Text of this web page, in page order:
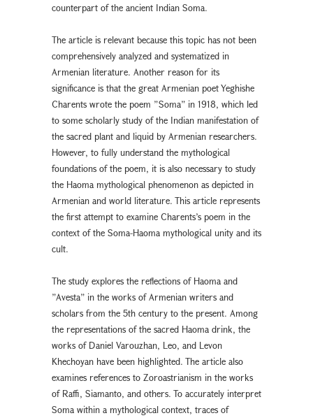
counterpart of the ancient Indian Soma.
The article is relevant because this topic has not been
comprehensively analyzed and systematized in
Armenian literature. Another reason for its
significance is that the great Armenian poet Yeghishe
Charents wrote the poem ”Soma” in 1918, which led
to some scholarly study of the Indian manifestation of
the sacred plant and liquid by Armenian researchers.
However, to fully understand the mythological
foundations of the poem, it is also necessary to study
the Haoma mythological phenomenon as depicted in
Armenian and world literature. This article represents
the first attempt to examine Charents’s poem in the
context of the Soma-Haoma mythological unity and its
cult.
The study explores the reflections of Haoma and
”Avesta” in the works of Armenian writers and
scholars from the 5th century to the present. Among
the representations of the sacred Haoma drink, the
works of Daniel Varouzhan, Leo, and Levon
Khechoyan have been highlighted. The article also
examines references to Zoroastrianism in the works
of Raffi, Siamanto, and others. To accurately interpret
Soma within a mythological context, traces of